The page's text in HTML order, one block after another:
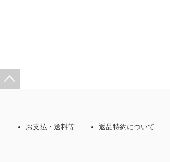
お支払・送料等 返品特約について